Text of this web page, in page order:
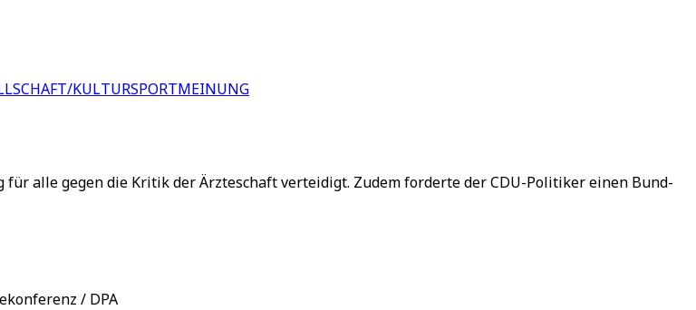
KULTURSPORTMEINUNG
alle gegen die Kritik der Ärzteschaft verteidigt. Zudem forderte der CDU-Politiker einen Bund-
/ DPA